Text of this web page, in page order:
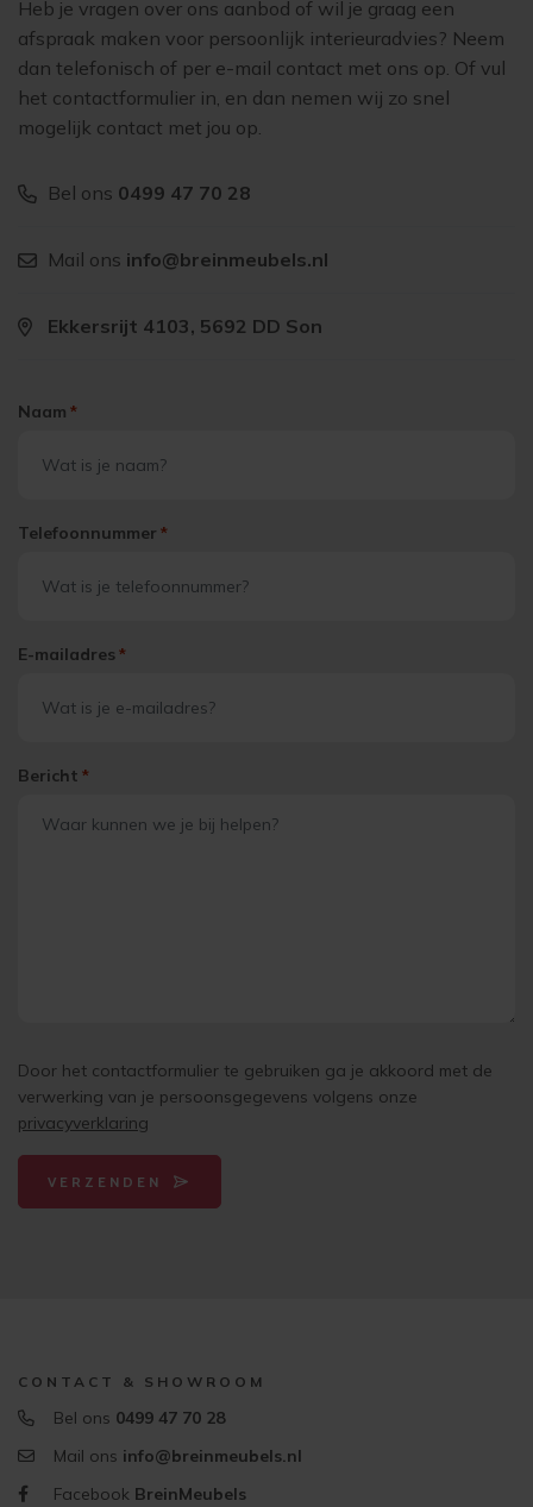
Heb je vragen over ons aanbod of wil je graag een
afspraak maken voor persoonlijk interieuradvies? Neem
dan telefonisch of per e-mail contact met ons op. Of vul
het contactformulier in, en dan nemen wij zo snel
mogelijk contact met jou op.
Bel ons 0499 47 70 28
Mail ons info@breinmeubels.nl
Ekkersrijt 4103, 5692 DD Son
Naam *
Telefoonnummer *
E-mailadres *
Bericht *
Door het contactformulier te gebruiken ga je akkoord met de
verwerking van je persoonsgegevens volgens onze
privacyverklaring
VERZENDEN
CONTACT & SHOWROOM
Bel ons 0499 47 70 28
Mail ons info@breinmeubels.nl
Facebook BreinMeubels